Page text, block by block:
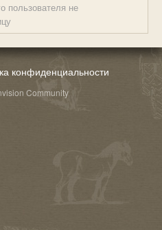
пользователя не
конфиденциальности
Community